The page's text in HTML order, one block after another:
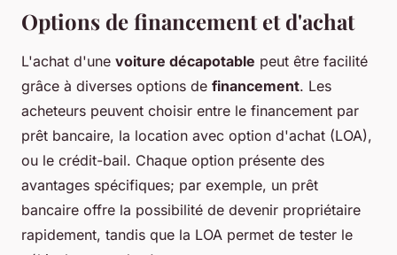
Options de financement et d'achat
L'achat d'une voiture décapotable peut être facilité
grâce à diverses options de financement. Les
acheteurs peuvent choisir entre le financement par
prêt bancaire, la location avec option d'achat (LOA),
ou le crédit-bail. Chaque option présente des
avantages spécifiques; par exemple, un prêt
bancaire offre la possibilité de devenir propriétaire
rapidement, tandis que la LOA permet de tester le